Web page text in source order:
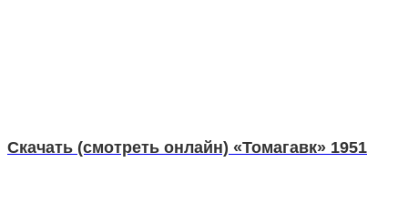
Скачать (смотреть онлайн) «Томагавк» 1951